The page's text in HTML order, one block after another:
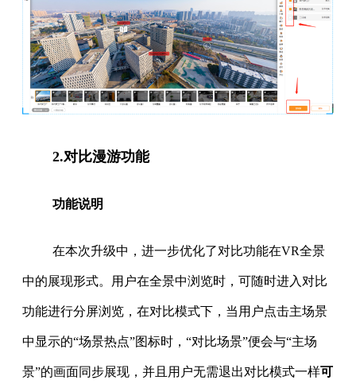
2.对比漫游功能
功能说明
在本次升级中，进一步优化了对比功能在VR全景
中的展现形式。用户在全景中浏览时，可随时进入对比
功能进行分屏浏览，在对比模式下，当用户点击主场景
中显示的“场景热点”图标时，“对比场景”便会与“主场
景”的画面同步展现，并且用户无需退出对比模式一样可